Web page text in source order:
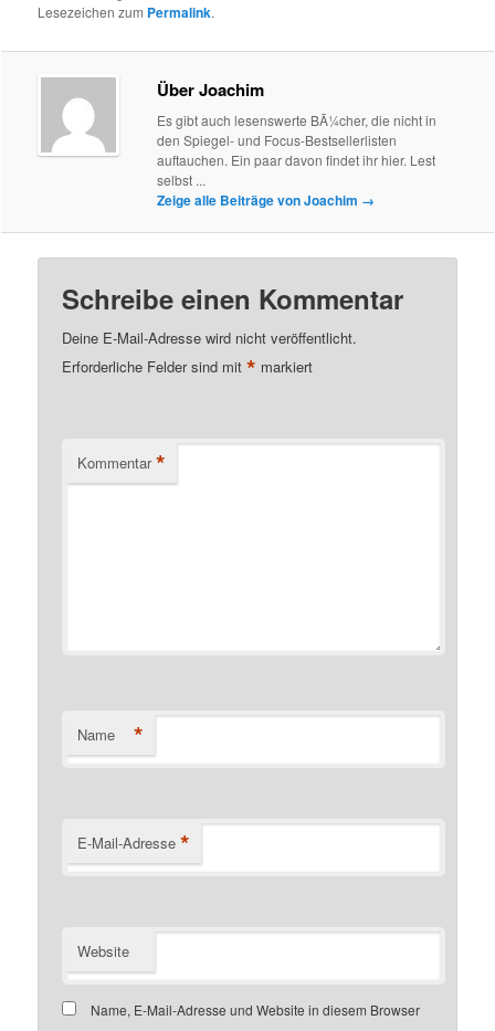
Lesezeichen zum Permalink.
Über Joachim
Es gibt auch lesenswerte BÃ¼cher, die nicht in
den Spiegel- und Focus-Bestsellerlisten
auftauchen. Ein paar davon findet ihr hier. Lest
selbst ...
Zeige alle Beiträge von Joachim →
Schreibe einen Kommentar
Deine E-Mail-Adresse wird nicht veröffentlicht.
Erforderliche Felder sind mit* markiert
Kommentar *
Name *
E-Mail-Adresse *
Website
Name, E-Mail-Adresse und Website in diesem Browser